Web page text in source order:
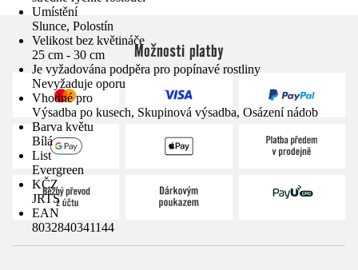
Umístění
Slunce, Polostín
Velikost bez květináče
25 cm - 30 cm
Je vyžadována podpěra pro popínavé rostliny
Nevyžaduje oporu
Vhodné pro
Výsadba po kusech, Skupinová výsadba, Osázení nádob
Barva květu
Bílá
List
Evergreen
KČZ
JRTS
EAN
8032840341144
Možnosti platby